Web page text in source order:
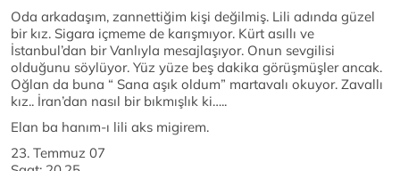
Oda arkadaşım, zannettiğim kişi değilmiş. Lili adında güzel
bir kız. Sigara içmeme de karışmıyor. Kürt asıllı ve
İstanbul’dan bir Vanlıyla mesajlaşıyor. Onun sevgilisi
olduğunu söylüyor. Yüz yüze beş dakika görüşmüşler ancak.
Oğlan da buna “ Sana aşık oldum” martavalı okuyor. Zavallı
kız.. İran’dan nasıl bir bıkmışlık ki…..
Elan ba hanım-ı lili aks migirem.
23. Temmuz 07